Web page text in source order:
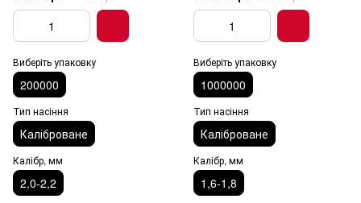
Виберіть упаковку
200000
Тип насіння
Каліброване
Калібр, мм
2,0-2,2
Виберіть упаковку
1000000
Тип насіння
Каліброване
Калібр, мм
1,6-1,8